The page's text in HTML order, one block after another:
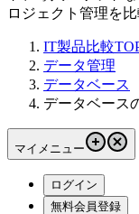
ロジェクト管理を
IT製品比較
データ管理
データベース
データベース
マイメニュー
ログイン
無料会員登録